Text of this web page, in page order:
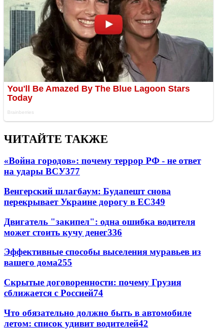
ЧИТАЙТЕ ТАКЖЕ
«Война городов»: почему террор РФ - не ответ
на удары ВСУ377
Венгерский шлагбаум: Будапешт снова
перекрывает Украине дорогу в ЕС349
Двигатель "закипел": одна ошибка водителя
может стоить кучу денег336
Эффективные способы выселения муравьев из
вашего дома255
Скрытые договоренности: почему Грузия
сближается с Россией74
Что обязательно должно быть в автомобиле
летом: список удивит водителей42